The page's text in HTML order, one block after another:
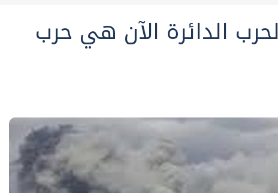
الدائرة الآن هي حرب